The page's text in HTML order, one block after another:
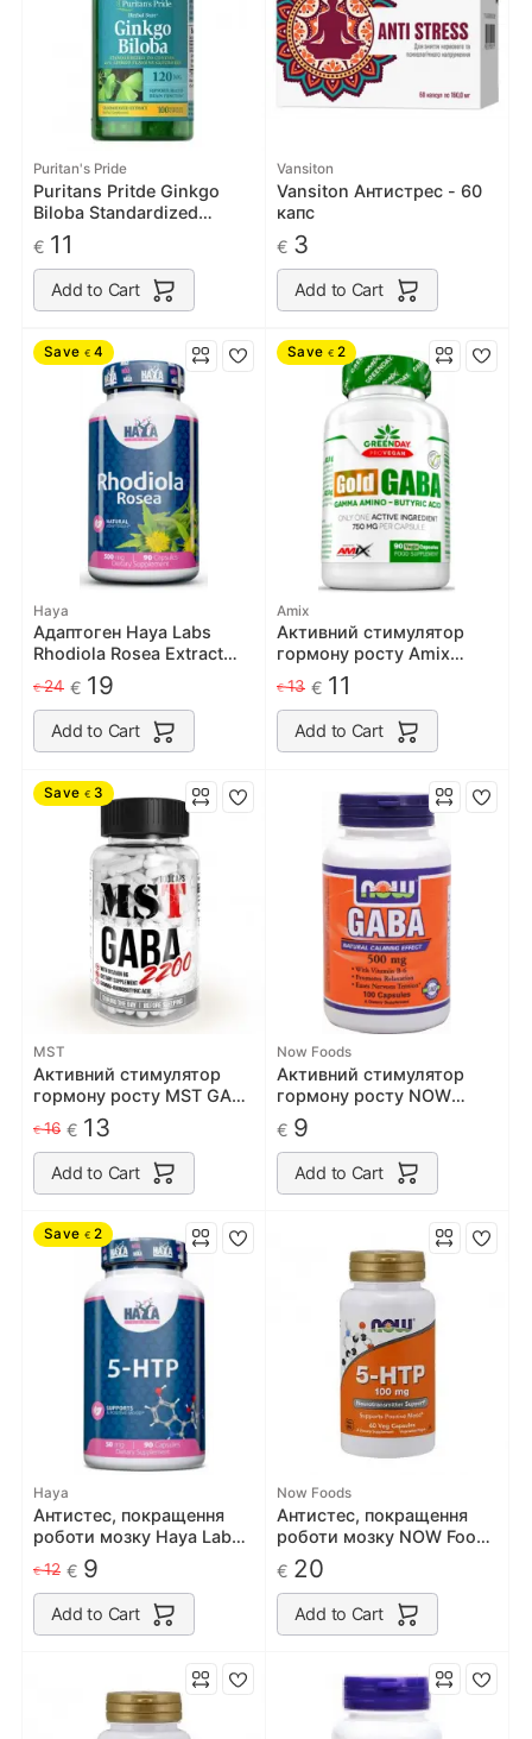
Puritan's Pride
Puritans Pritde Ginkgo
Biloba Standardized
Extract 120mg 100caps
€ 11
Add to Cart
Vansiton
Vansiton Антистрес - 60
капс
€ 3
Add to Cart
Save € 4
Haya
Адаптоген Haya Labs
Rhodiola Rosea Extract
500 мг - 90 капс
€24 € 19
Add to Cart
Save € 2
Amix
Активний стимулятор
гормону росту Amix
GreenDay ProVegan GABA
- 90 веган капс
€13 € 11
Add to Cart
Save € 3
MST
Активний стимулятор
гормону росту MST GABA
2200 | Гамма-
аміномасляна кислота
100 капсул
€16 € 13
Add to Cart
Now Foods
Активний стимулятор
гормону росту NOW
Foods GABA 500mg 100
caps
€ 9
Add to Cart
Save € 2
Haya
Антистес, покращення
роботи мозку Haya Labs
5-HTP 50 мг - 90 капс
€12 € 9
Add to Cart
Now Foods
Антистес, покращення
роботи мозку NOW Foods
5-HTP 100mg 120 caps
€ 20
Add to Cart